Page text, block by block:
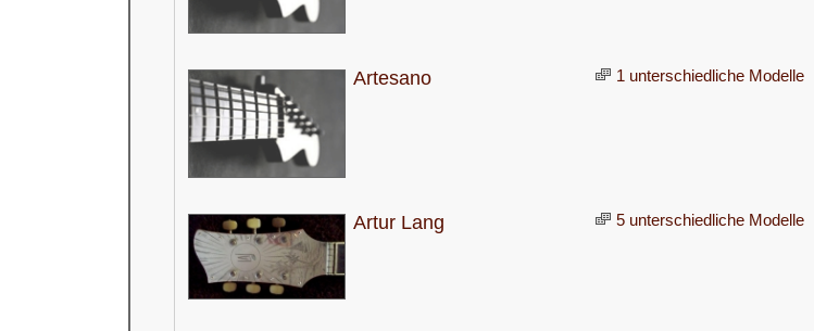
Artesano 1 unterschiedliche Modelle
Artur Lang 5 unterschiedliche Modelle